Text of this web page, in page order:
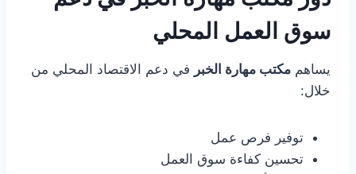
سوق العمل المحلي
يساهم مكتب مهارة الخبر في دعم الاقتصاد المحلي من
خلال:
توفير فرص عمل
تحسين كفاءة سوق العمل